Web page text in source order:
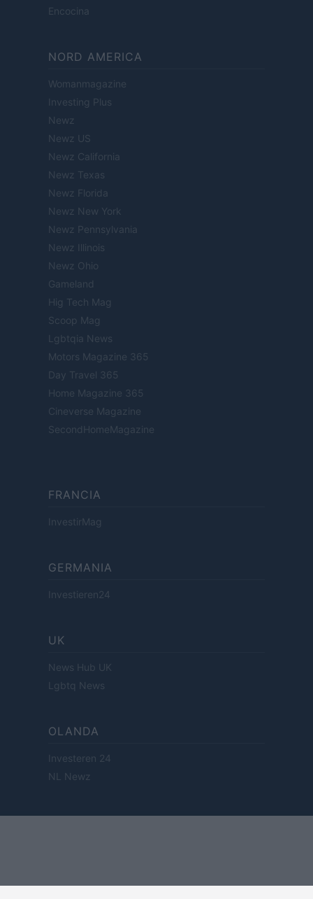
Encocina
NORD AMERICA
Womanmagazine
Investing Plus
Newz
Newz US
Newz California
Newz Texas
Newz Florida
Newz New York
Newz Pennsylvania
Newz Illinois
Newz Ohio
Gameland
Hig Tech Mag
Scoop Mag
Lgbtqia News
Motors Magazine 365
Day Travel 365
Home Magazine 365
Cineverse Magazine
SecondHomeMagazine
FRANCIA
InvestirMag
GERMANIA
Investieren24
UK
News Hub UK
Lgbtq News
OLANDA
Investeren 24
NL Newz